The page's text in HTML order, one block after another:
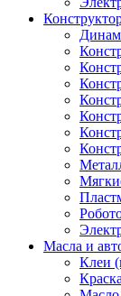
Масла и
Клеи
Краска